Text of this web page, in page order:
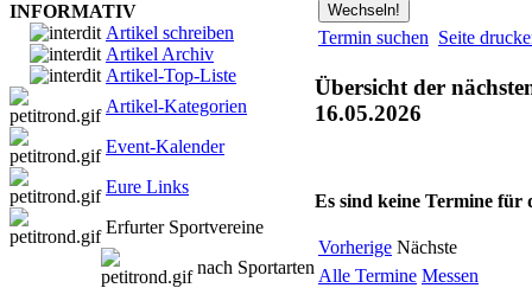
INFORMATIV
Artikel schreiben
Artikel Archiv
Artikel-Top-Liste
Artikel-Kategorien
Event-Kalender
Eure Links
Erfurter Sportvereine
nach Sportarten
Termin suchen Seite
Übersicht der
16.05.2026
Es sind keine Termine für
Vorherige Nächste
Alle Termine Messen